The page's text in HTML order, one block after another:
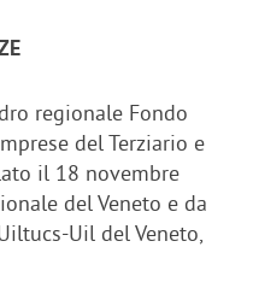
regionale Fondo
del Terziario e
il 18 novembre
del Veneto e da
Uil del Veneto,